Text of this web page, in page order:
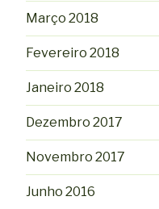
Março 2018
Fevereiro 2018
Janeiro 2018
Dezembro 2017
Novembro 2017
Junho 2016